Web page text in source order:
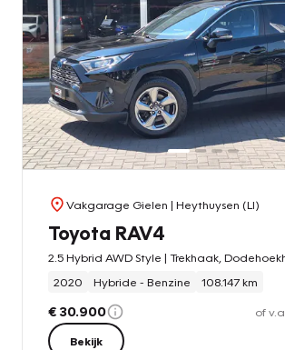
Vakgarage Gielen | Heythuysen (LI)
Toyota RAV4
2020
Hybride - Benzine 108.147 km
€ 30.900 of v.a.
Bekijk